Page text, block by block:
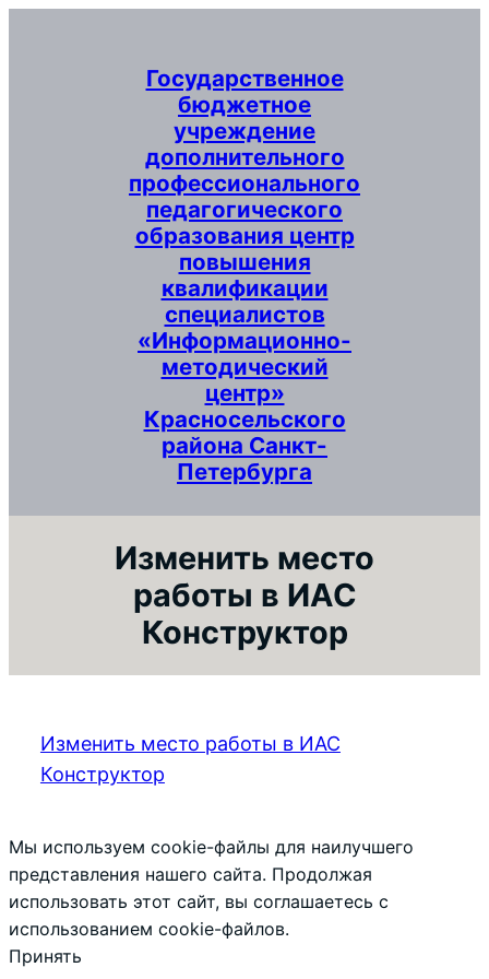
Государственное
бюджетное
учреждение
дополнительного
профессионального
педагогического
образования центр
повышения
квалификации
специалистов
«Информационно-
методический
центр»
Красносельского
района Санкт-
Петербурга
Изменить место
работы в ИАС
Конструктор
Изменить место работы в ИАС
Конструктор
Мы используем cookie-файлы для наилучшего
представления нашего сайта. Продолжая
использовать этот сайт, вы соглашаетесь с
использованием cookie-файлов.
Принять